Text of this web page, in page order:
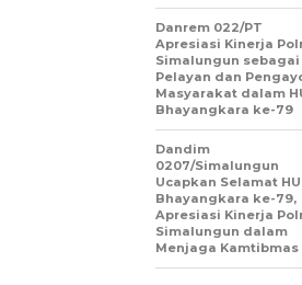
Danrem 022/PT
Apresiasi Kinerja
Simalungun sebagai
Pelayan dan
Masyarakat dalam
Bhayangkara ke-79
Dandim
0207/Simalungun
Ucapkan Selamat
Bhayangkara ke-79,
Apresiasi Kinerja
Simalungun dalam
Menjaga Kamtibmas